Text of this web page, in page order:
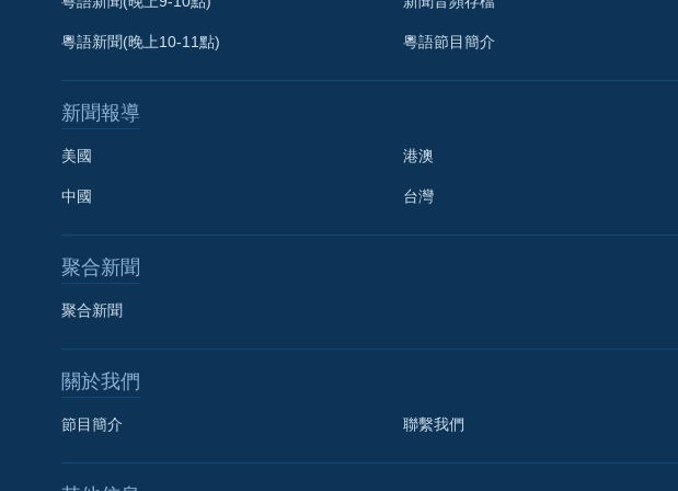
粵語新聞(晚上10-11點) 粵語節目簡介
新聞報導
美國
中國
港澳
台灣
聚合新聞
聚合新聞
關於我們
節目簡介 聯繫我們